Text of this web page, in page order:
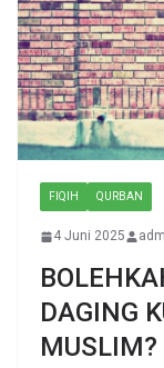
FIQIH QURBAN
4 Juni 2025
DAGING
MUSLIM?